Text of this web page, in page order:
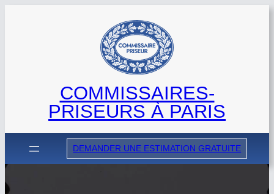
COMMISSAIRES-
PRISEURS À PARIS
DEMANDER UNE ESTIMATION GRATUITE